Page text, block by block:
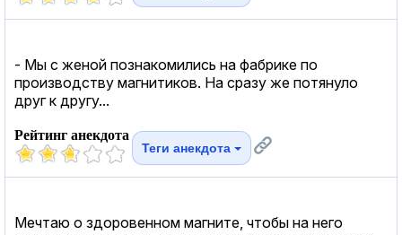
- Мы с женой познакомились на фабрике по
производству магнитиков. На сразу же потянуло
друг к другу...
Рейтинг анекдота
Теги анекдота
Мечтаю о здоровенном магните, чтобы на него